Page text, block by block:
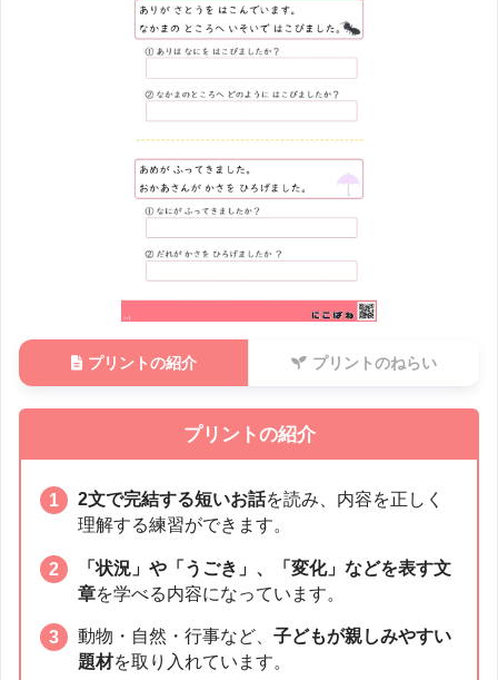
プリントの紹介 プリントのねらい
プリントの紹介
2文で完結する短いお話を読み、内容を正しく
理解する練習ができます。
「状況」や「うごき」、「変化」などを表す文
章を学べる内容になっています。
動物・自然・行事など、子どもが親しみやすい
題材を取り入れています。